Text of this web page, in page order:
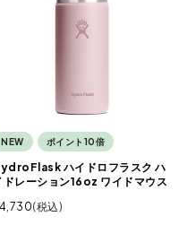
NEW ポイント10倍
ハイドロフラスク ハ
ドレーション16oz ワイドマウス
4,730 税込